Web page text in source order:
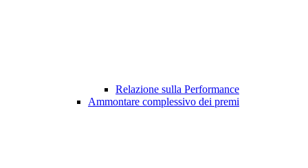
Relazione sulla Performance
Ammontare complessivo dei premi